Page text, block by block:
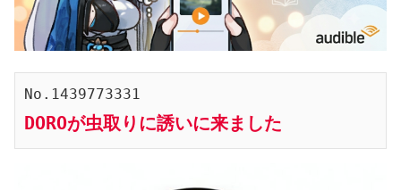
No.1439773331
DOROが虫取りに誘いに来ました